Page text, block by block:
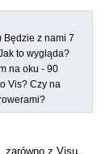
Będzie z nami 7
to wygląda?
na oku - 90
Vis? Czy na
zarówno z Visu,